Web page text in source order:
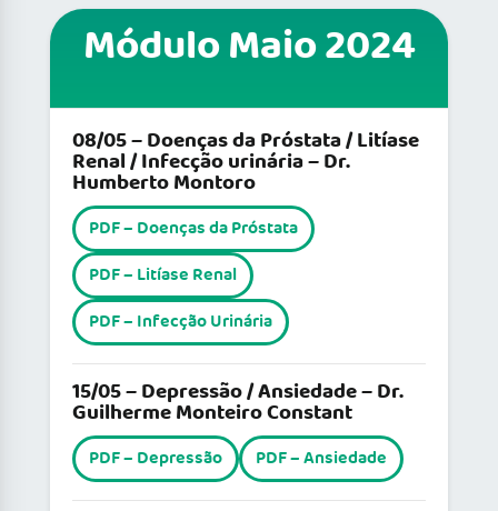
Módulo Maio 2024
08/05 – Doenças da Próstata / Litíase
Renal / Infecção urinária – Dr.
Humberto Montoro
PDF – Doenças da Próstata
PDF – Litíase Renal
PDF – Infecção Urinária
15/05 – Depressão / Ansiedade – Dr.
Guilherme Monteiro Constant
PDF – Depressão PDF – Ansiedade